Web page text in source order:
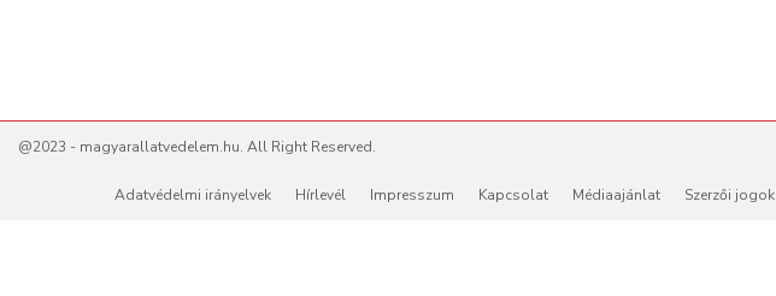
@2023 - magyarallatvedelem.hu. All Right Reserved.
Adatvédelmi irányelvek Hírlevél Impresszum Kapcsolat Médiaajánlat Szerzői jogok